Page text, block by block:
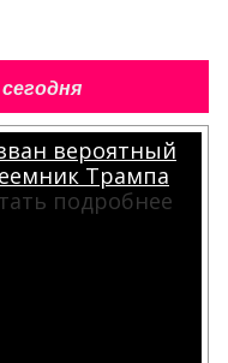
вероятный
Трампа
подробнее